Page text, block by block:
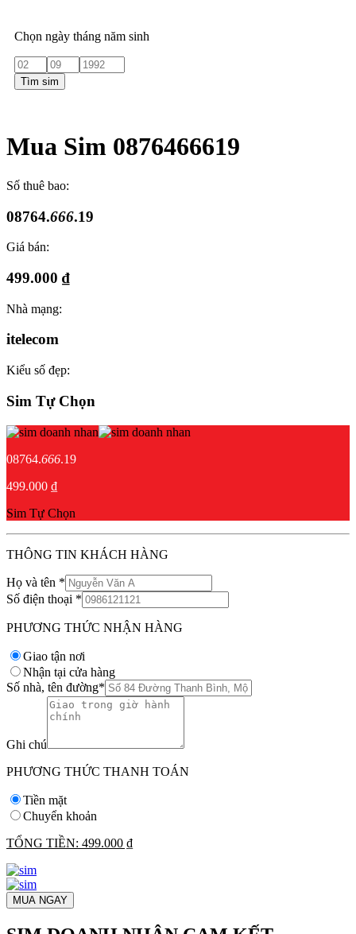
Chọn ngày tháng năm sinh
Tìm sim
Mua Sim 0876466619
Số thuê bao:
08764.666.19
Giá bán:
499.000 ₫
Nhà mạng:
itelecom
Kiểu số đẹp:
Sim Tự Chọn
08764.666.19
499.000 ₫
Sim Tự Chọn
THÔNG TIN KHÁCH HÀNG
Họ và tên *
Số điện thoại *
PHƯƠNG THỨC NHẬN HÀNG
Giao tận nơi
Nhận tại cửa hàng
Số nhà, tên đường*
Ghi chú
PHƯƠNG THỨC THANH TOÁN
Tiền mặt
Chuyển khoản
TỔNG TIỀN: 499.000 ₫
MUA NGAY